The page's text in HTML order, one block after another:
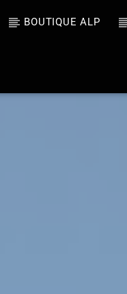
BOUTIQUE ALP